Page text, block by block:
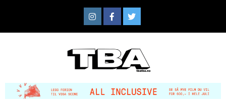
content
InstagramFacebook
Twitter